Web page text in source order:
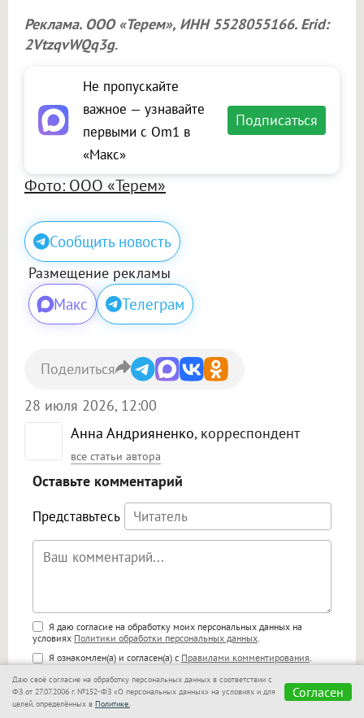
Реклама. ООО «Терем», ИНН 5528055166. Erid:
2VtzqvWQq3g.
Не пропускайте
важное — узнавайте
первыми с Om1 в
«Макс»
Подписаться
Фото: ООО «Терем»
Сообщить новость
Размещение рекламы
Макс Телеграм
Анна Андрияненко, корреспондент
все статьи автора
28 июля 2026, 12:00
Поделиться
Оставьте комментарий
Представьтесь
Поддержка HTML
<b>, <strong>, <u>, <i>, <em>, <s>, <big>,
<small>, <sup>, <sub>, <pre>, <ul>, <ol>, <li>,
<blockquote>, <code> экранирует HTML,
адреса URL автоматически становятся
ссылками, и [img]адрес[/img] будет
Я даю согласие на обработку моих персональных данных на
условиях Политики обработки персональных данных.
Я ознакомлен(а) и согласен(а) с Правилами комментирования.
🙂
Даю своё согласие на обработку персональных данных в соответствии с
ФЗ от 27.07.2006 г. №152-ФЗ «О персональных данных» на условиях и для
целей, определённых в Политике.
Согласен